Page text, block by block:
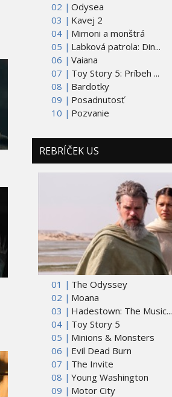
02 | Odysea
03 | Kavej 2
04 | Mimoni a monštrá
05 | Labková patrola: Din...
06 | Vaiana
07 | Toy Story 5: Príbeh ...
08 | Bardotky
09 | Posadnutosť
10 | Pozvanie
REBRÍČEK US
01 | The Odyssey
02 | Moana
03 | Hadestown: The Music...
04 | Toy Story 5
05 | Minions & Monsters
06 | Evil Dead Burn
07 | The Invite
08 | Young Washington
09 | Motor City